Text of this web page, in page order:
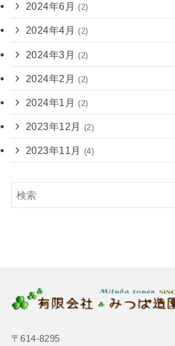
2024年6月 (2)
2024年4月 (2)
2024年3月 (2)
2024年2月 (2)
2024年1月 (2)
2023年12月 (2)
2023年11月 (4)
〒614-8295